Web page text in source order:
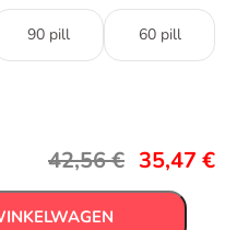
90 pill 60 pill
42,56€ 35,47 €